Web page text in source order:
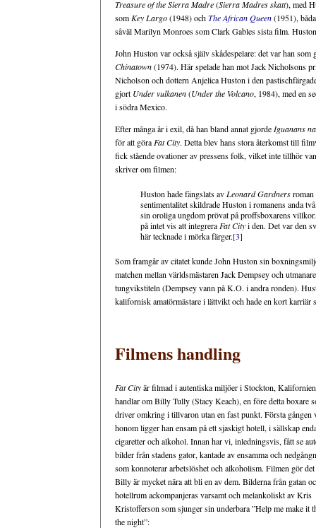
Treasure of the Sierra Madre(Sierra Madres skatt), med
som Key Largo(1948) ochThe African Queen(1951),
såväl Marilyn Monroes som Clark Gables sista film.
John Huston var också själv skådespelare: det var han
Chinatown(1974). Här spelade han mot Jack Nicholsons
Nicholson och dottern Anjelica Huston i den
gjort Under vulkanen(Under the Volcano, 1984), med en
i södra Mexico.
Efter många år i exil, då han bland annat gjorde Iguanans
för att göra Fat City. Detta blev hans stora återkomst till
fick stående ovationer av pressens folk, vilket inte tillhör
skriver om filmen:
Huston hade fängslats av Leonard Gardnersroman
sentimentalitet skildrade Huston i romanens anda
sin oroliga ungdom prövat på proffsboxarens
på intet vis att integrera Fat Cityi den. Det var den
här tecknade i mörka färger.[3]
Som framgår av citatet kunde John Huston sin
matchen mellan världsmästaren Jack Dempsey och
tungvikstiteln (Dempsey vann på K.O. i andra ronden).
kalifornisk amatörmästare i lättvikt och hade en kort karriär
Filmens handling
Fat Cityär filmad i autentiska miljöer i Stockton,
handlar om Billy Tully (Stacy Keach), en före detta boxare
driver omkring i tillvaron utan en fast punkt. Första gången
honom ligger han ensam på ett sjaskigt hotell, i sällskap
cigaretter och alkohol. Innan har vi, inledningsvis, fått se
bilder från stadens gator, kantade av ensamma och
som konnoterar arbetslöshet och alkoholism. Filmen gör
Billy är mycket nära att bli en av dem. Bilderna från gatan
hotellrum ackompanjeras varsamt och melankoliskt av Kris
Kristofferson som sjunger sin underbara ”Help me make it
the night”: